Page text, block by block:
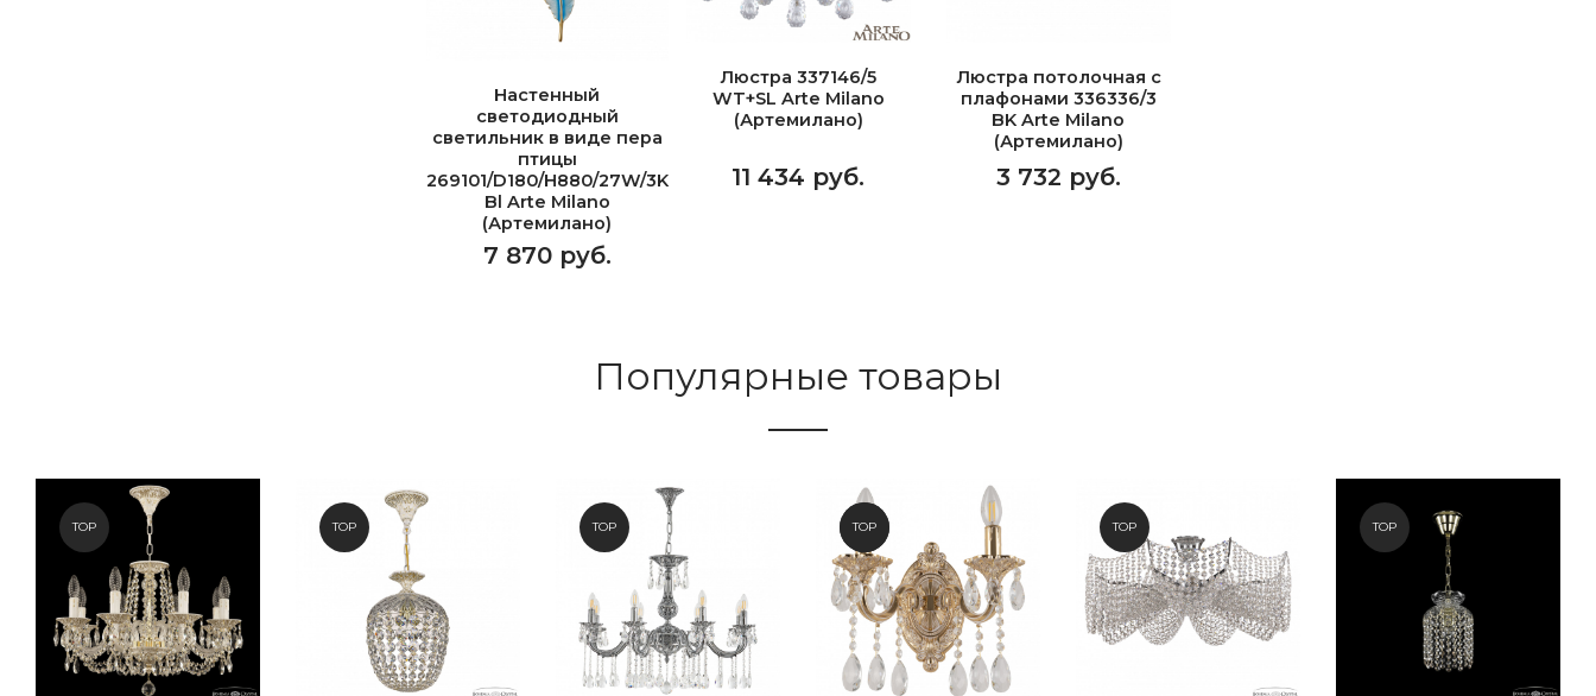
Настенный
светодиодный
светильник в виде пера
птицы
269101/D180/H880/27W/3K
Bl Arte Milano
(Артемилано)
7 870 руб.
Люстра 337146/5
WT+SL Arte Milano
(Артемилано)
11 434 руб.
Люстра потолочная с
плафонами 336336/3
BK Arte Milano
(Артемилано)
3 732 руб.
Популярные товары
TOP TOP TOP NEW
TOP TOP TOP